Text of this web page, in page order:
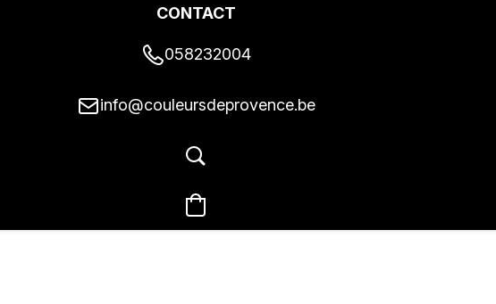
CONTACT
058232004
info@couleursdeprovence.be